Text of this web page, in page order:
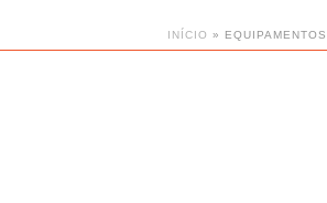
INÍCIO » EQUIPAMENTOS